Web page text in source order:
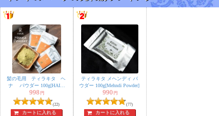
髪の毛用 ティラキタ ヘ
ナ パウダー 100g[HAIR
Henna Powder]
998 円
(22)
カートに入れる
ティラキタ メヘンディ パ
ウダー 100g[Mehndi Powder]
990 円
(77)
カートに入れる